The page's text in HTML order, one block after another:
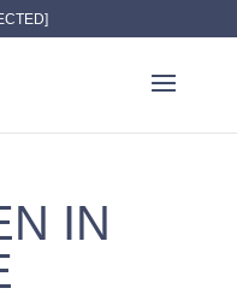
the CDN fails
IN